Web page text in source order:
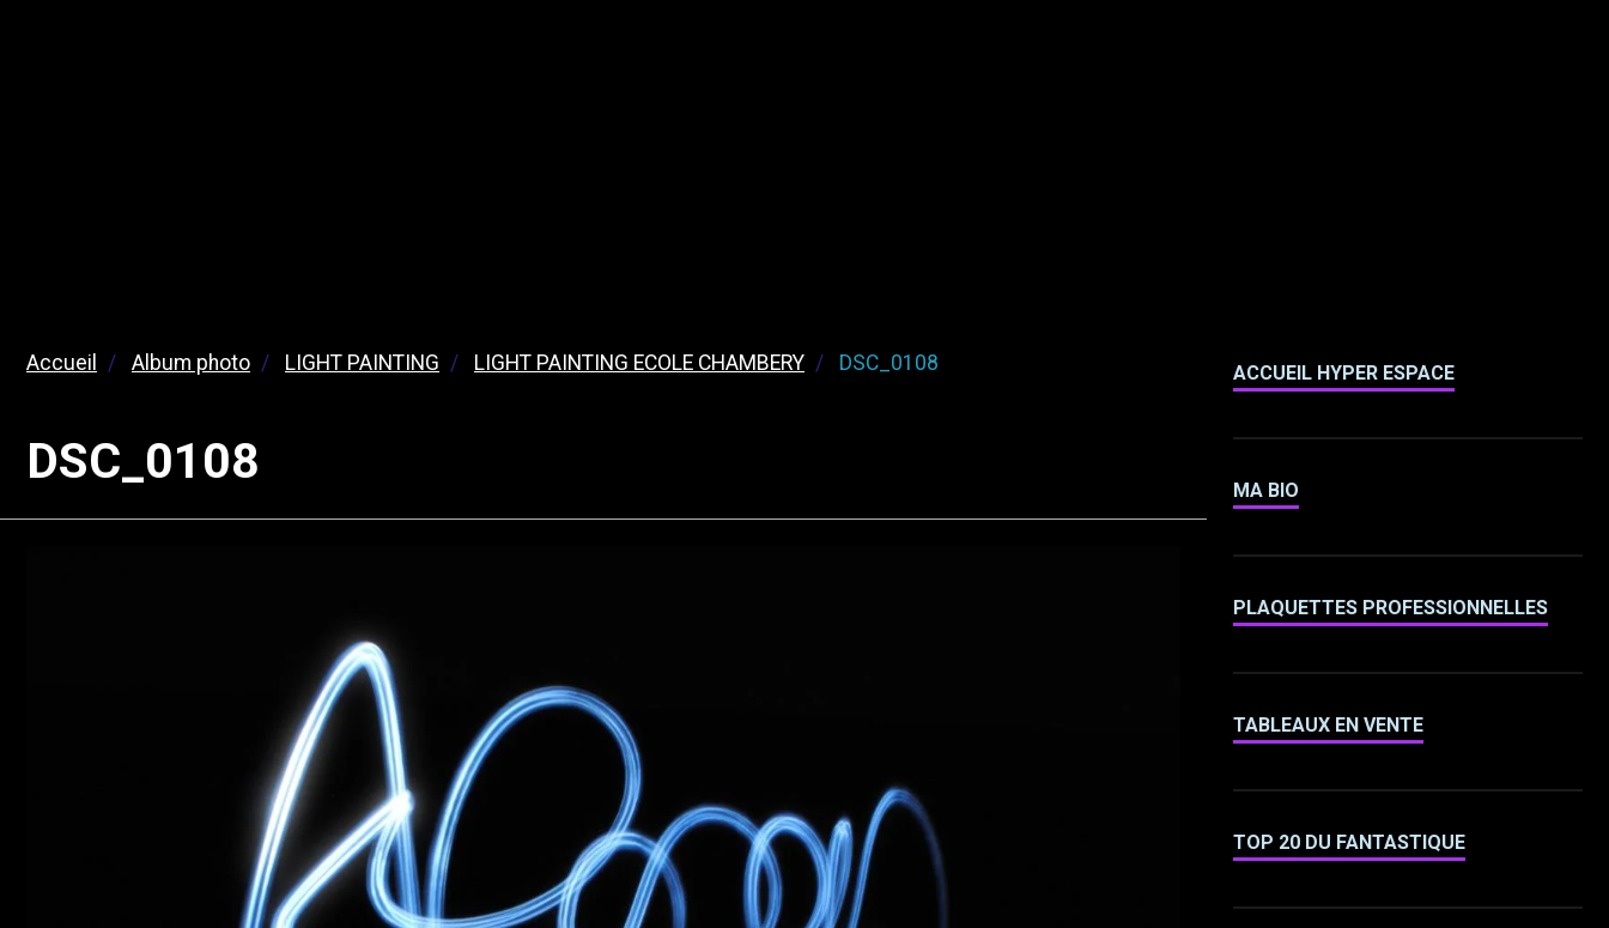
Accueil Album photo LIGHT PAINTING LIGHT PAINTING ECOLE CHAMBERY DSC_0108
DSC_0108
ACCUEIL HYPER ESPACE
MA BIO
PLAQUETTES PROFESSIONNELLES
TABLEAUX EN VENTE
TOP 20 DU FANTASTIQUE